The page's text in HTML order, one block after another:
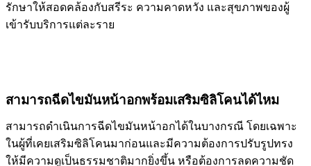
รักษาให้สอดคล้องกับสรีระ ความคาดหวัง และสุขภาพของผู้
เข้ารับบริการแต่ละราย
สามารถฉีดไขมันหน้าอกพร้อมเสริมซิลิโคนได้ไหม​
สามารถดำเนินการฉีดไขมันหน้าอกได้ในบางกรณี โดยเฉพาะ
ในผู้ที่เคยเสริมซิลิโคนมาก่อนและมีความต้องการปรับรูปทรง
ให้มีความดูเป็นธรรมชาติมากยิ่งขึ้น หรือต้องการลดความชัด